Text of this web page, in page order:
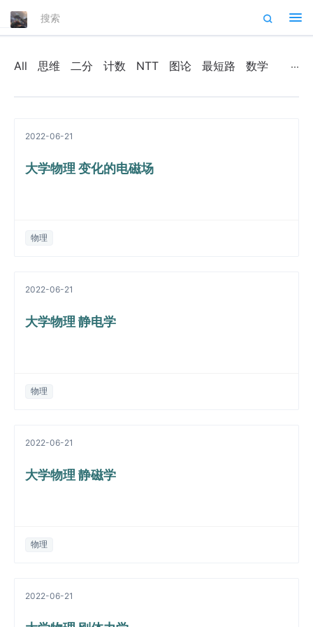
All
思维 二分 计数 NTT 图论 最短路 数学
2022-06-21
大学物理 变化的电磁场
物理
2022-06-21
大学物理 静电学
物理
2022-06-21
大学物理 静磁学
物理
2022-06-21